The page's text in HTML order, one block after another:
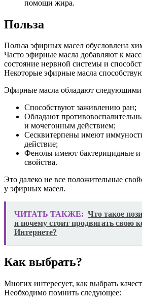
помощи жира.
Польза
Польза эфирных масел обусловлена
Часто эфирные масла добавляют к
состояние нервной системы и
Некоторые эфирные масла
Эфирные масла обладают следующими
Способствуют заживлению ран;
Обладают
и мочегонным действием;
Сесквитерпены имеют
действие;
Фенолы имеют бактерицидные и
свойства.
Это далеко не все положительные
у эфирных масел.
ЧИТАТЬ ТАКЖЕ: Что такое
и почему стоит продвигать свою
Интернете?
Как выбрать?
Многих интересует, как выбрать
Необходимо помнить следующее: